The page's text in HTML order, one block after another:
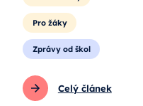
Pro studenty
Pro žáky
Zprávy od škol
Celý článek